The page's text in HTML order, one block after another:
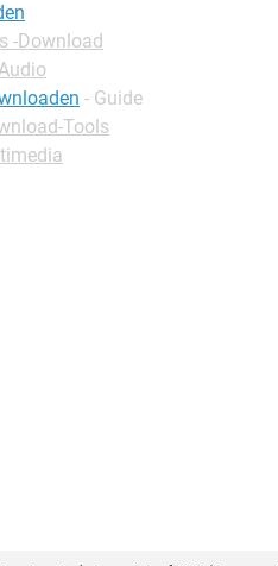
-Download
- Guide
Tools